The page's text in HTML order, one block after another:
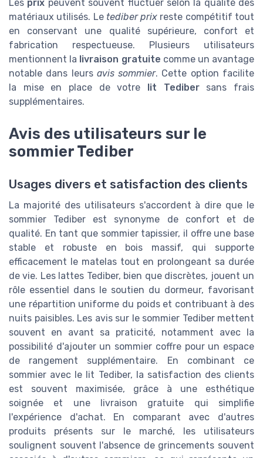
Les prix peuvent souvent fluctuer selon la qualité des
matériaux utilisés. Le tediber prix reste compétitif tout
en conservant une qualité supérieure, confort et
fabrication respectueuse. Plusieurs utilisateurs
mentionnent la livraison gratuite comme un avantage
notable dans leurs avis sommier. Cette option facilite
la mise en place de votre
lit Tedibersans frais
supplémentaires.
Avis des utilisateurs sur le
sommier Tediber
Usages divers et satisfaction des clients
La majorité des utilisateurs s'accordent à dire que le
sommier Tediber est synonyme de confort et de
qualité. En tant que sommier tapissier, il offre une base
stable et robuste en bois massif, qui supporte
efficacement le matelas tout en prolongeant sa durée
de vie. Les lattes Tediber, bien que discrètes, jouent un
rôle essentiel dans le soutien du dormeur, favorisant
une répartition uniforme du poids et contribuant à des
nuits paisibles. Les avis sur le sommier Tediber mettent
souvent en avant sa praticité, notamment avec la
possibilité d'ajouter un sommier coffre pour un espace
de rangement supplémentaire. En combinant ce
sommier avec le lit Tediber, la satisfaction des clients
est souvent maximisée, grâce à une esthétique
soignée et une livraison gratuite qui simplifie
l'expérience d'achat. En comparant avec d'autres
produits présents sur le marché, les utilisateurs
soulignent souvent l'absence de grincements souvent